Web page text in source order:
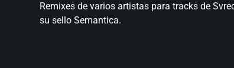
Remixes de varios artistas para tracks de
su sello Semantica.